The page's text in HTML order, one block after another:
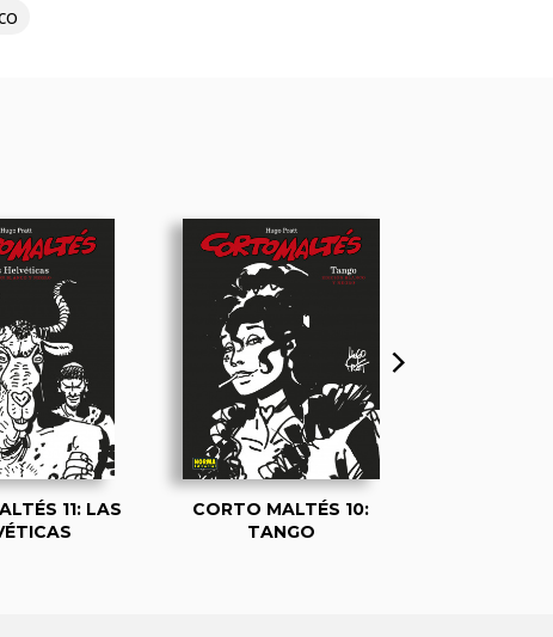
11: LAS
CORTO MALTÉS 10:
TANGO